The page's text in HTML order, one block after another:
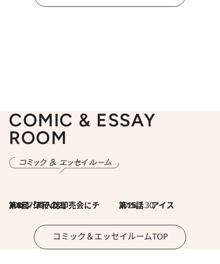
COMIC & ESSAY
ROOM
2026.7.30
第8回「同人誌即売会にチャレンジ その2」 2026.7.30
第15話 アイス
コミック＆エッセイルームTOP